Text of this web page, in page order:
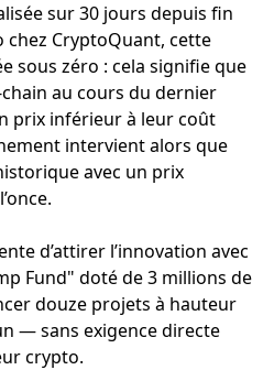
sur 30 jours depuis fin
chez CryptoQuant, cette
sous zéro : cela signifie que
au cours du dernier
prix inférieur à leur coût
intervient alors que
avec un prix
d’attirer l’innovation avec
Fund" doté de 3 millions de
douze projets à hauteur
— sans exigence directe
crypto.